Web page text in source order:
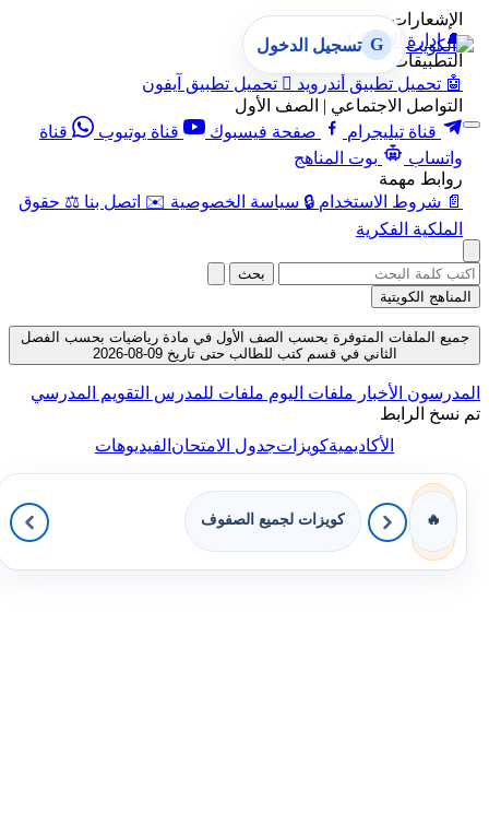
الإشعارات
🔔 إدارة الإشعارات
التطبيقات
🤖 تحميل تطبيق أندرويد  تحميل تطبيق آيفون
التواصل الاجتماعي | الصف الأول
قناة تيليجرام
صفحة فيسبوك قناة يوتيوب
قناة
واتساب
بوت المناهج
روابط مهمة
📄 شروط الاستخدام 🔒 سياسة الخصوصية ✉️ اتصل بنا ⚖️ حقوق
الملكية الفكرية
G تسجيل الدخول
بحث
المناهج الكويتية
جميع الملفات المتوفرة بحسب الصف الأول في مادة رياضيات بحسب الفصل
الثاني في قسم كتب للطالب حتى تاريخ 09-08-2026
المدرسون الأخبار ملفات اليوم ملفات للمدرس التقويم المدرسي
تم نسخ الرابط
الأكاديميةكويزاتجدول الامتحانالفيديوهات
🔥 كويزات لجميع الصفوف